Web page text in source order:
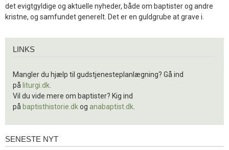
det evigtgyldige og aktuelle nyheder, både om baptister og andre
kristne, og samfundet generelt. Det er en guldgrube at grave i.
LINKS
Mangler du hjælp til gudstjenesteplanlægning? Gå ind
på liturgi.dk
Vil du vide mere om baptister? Kig ind
på baptisthistorie.dkog anabaptist.dk
Seneste
SENESTE NYT